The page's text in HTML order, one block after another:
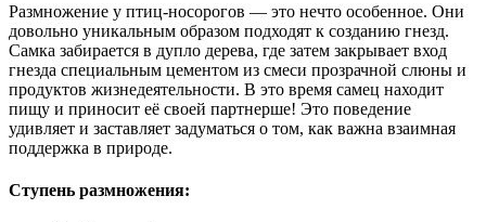
Размножение у птиц-носорогов — это нечто особенное. Они
довольно уникальным образом подходят к созданию гнезд.
Самка забирается в дупло дерева, где затем закрывает вход
гнезда специальным цементом из смеси прозрачной слюны и
продуктов жизнедеятельности. В это время самец находит
пищу и приносит её своей партнерше! Это поведение
удивляет и заставляет задуматься о том, как важна взаимная
поддержка в природе.
Ступень размножения: